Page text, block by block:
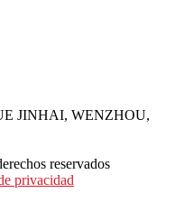
JINHAI, WENZHOU,
reservados
privacidad